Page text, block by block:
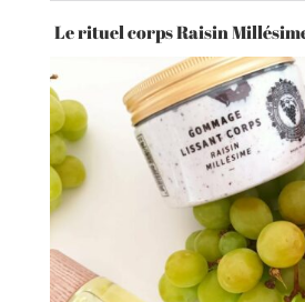
Le rituel corps Raisin